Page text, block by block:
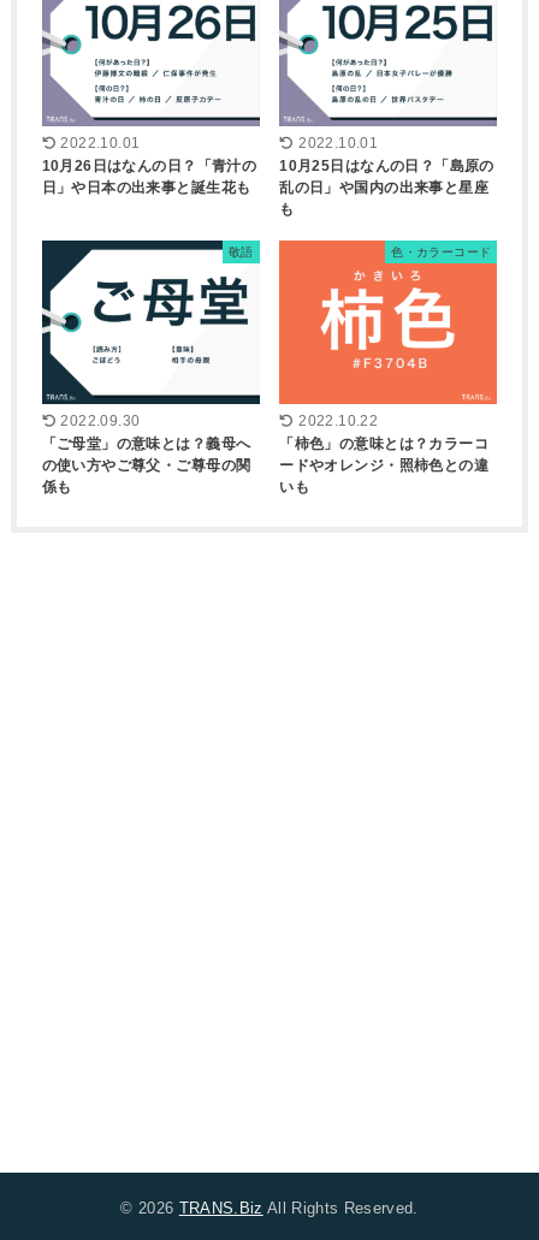
2022.10.01
10月26日はなんの日？「青汁の
日」や日本の出来事と誕生花も
2022.10.01
10月25日はなんの日？「島原の
乱の日」や国内の出来事と星座
も
敬語
2022.09.30
「ご母堂」の意味とは？義母へ
の使い方やご尊父・ご尊母の関
係も
色・カラーコード
2022.10.22
「柿色」の意味とは？カラーコ
ードやオレンジ・照柿色との違
いも
© 2026 TRANS.Biz All Rights Reserved.